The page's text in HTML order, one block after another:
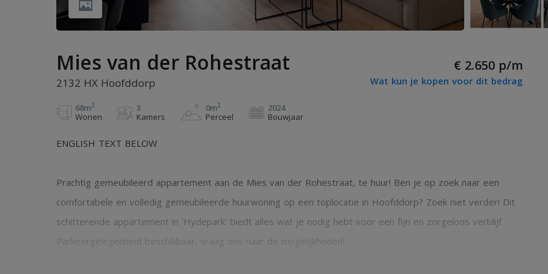
Mies van der Rohestraat
2132 HX Hoofddorp
€ 2.650 p/m
Wat kun je kopen voor dit bedrag
68m2
Wonen
3
Kamers
0m2
Perceel
2024
Bouwjaar
ENGLISH TEXT BELOW
Prachtig gemeubileerd appartement aan de Mies van der Rohestraat, te huur! Ben je op zoek naar een
comfortabele en volledig gemeubileerde huurwoning op een toplocatie in Hoofddorp? Zoek niet verder! Dit
schitterende appartement in 'Hydepark' biedt alles wat je nodig hebt voor een fijn en zorgeloos verblijf.
Parkeergelegenheid beschikbaar, vraag ons naar de mogelijkheden!